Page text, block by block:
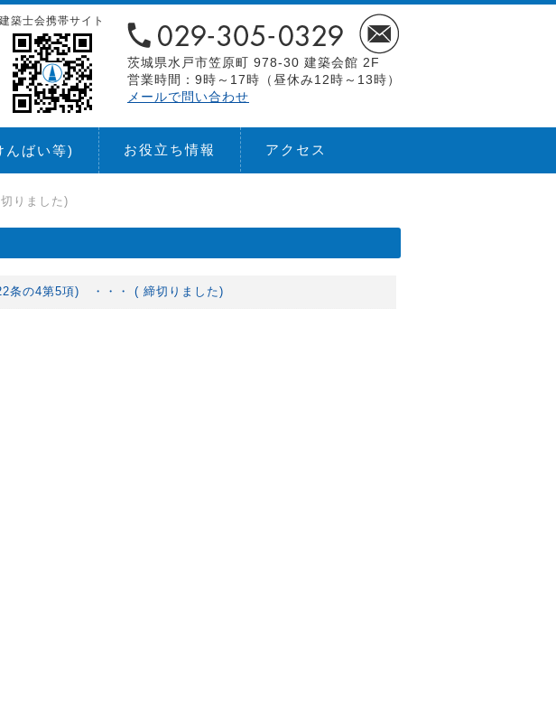
茨城県水戸市笠原町 978-30 建築会館 2F
営業時間：9時～17時（昼休み12時～13時）
メールで問い合わせ
建築士会携帯サイト
んばい等) お役立ち情報 アクセス
りました)
条の4第5項) ・・・ ( 締切りました)